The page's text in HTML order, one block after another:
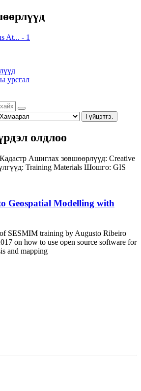
At... - 1
урсгал
Гүйцэтгэ.
олдлоо
Кадастр Ашиглах зөвшөөрлүүд: Creative
Training Materials Шошго: GIS
Geospatial Modelling with
SESMIM training by Augusto Ribeiro
on how to use open source software for
and mapping